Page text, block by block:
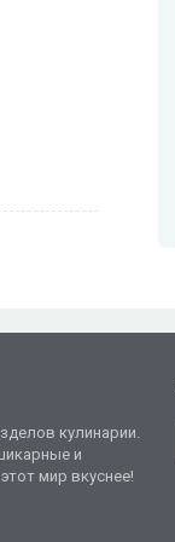
кулинарии.
и
мир вкуснее!